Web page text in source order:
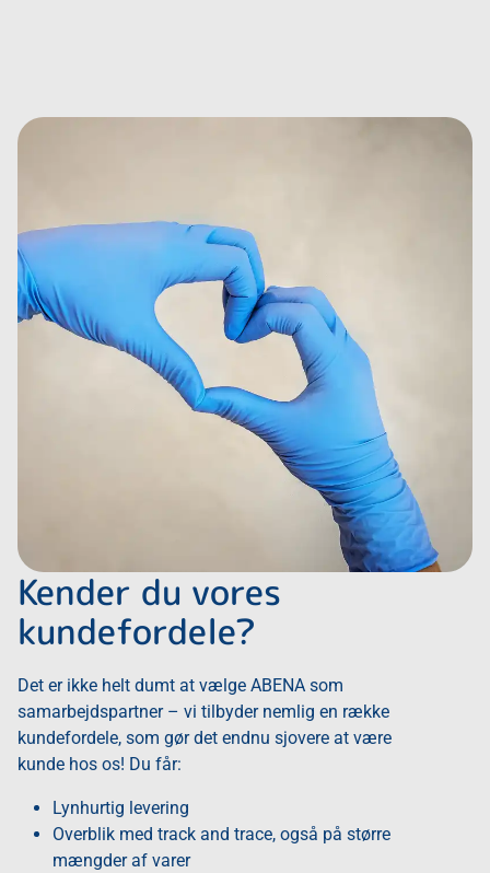
Kender du vores
kundefordele?
Det er ikke helt dumt at vælge ABENA som
samarbejdspartner – vi tilbyder nemlig en række
kundefordele, som gør det endnu sjovere at være
kunde hos os! Du får:
Lynhurtig levering
Overblik med track and trace, også på større
mængder af varer